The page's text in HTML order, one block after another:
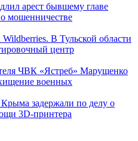
арест бывшему главе
мошенничестве
В Тульской области
центр
ЧВК «Ястреб» Марущенко
военных
задержали по делу о
3D‑принтера